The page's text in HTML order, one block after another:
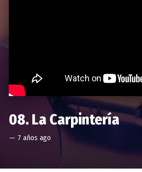
08. La Carpintería
— 7 años ago